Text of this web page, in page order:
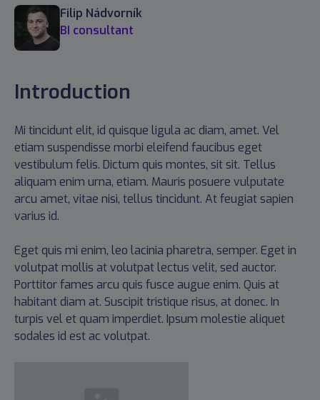
Filip Nádvorník
BI consultant
Introduction
Mi tincidunt elit, id quisque ligula ac diam, amet. Vel
etiam suspendisse morbi eleifend faucibus eget
vestibulum felis. Dictum quis montes, sit sit. Tellus
aliquam enim urna, etiam. Mauris posuere vulputate
arcu amet, vitae nisi, tellus tincidunt. At feugiat sapien
varius id.
Eget quis mi enim, leo lacinia pharetra, semper. Eget in
volutpat mollis at volutpat lectus velit, sed auctor.
Porttitor fames arcu quis fusce augue enim. Quis at
habitant diam at. Suscipit tristique risus, at donec. In
turpis vel et quam imperdiet. Ipsum molestie aliquet
sodales id est ac volutpat.